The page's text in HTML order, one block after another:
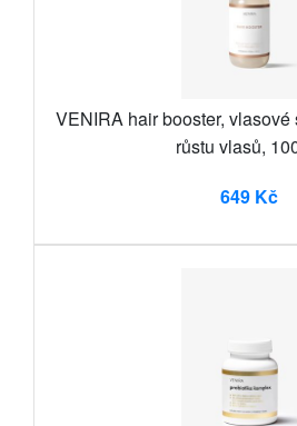
VENIRA hair booster, vlasové
růstu vlasů,
649 Kč